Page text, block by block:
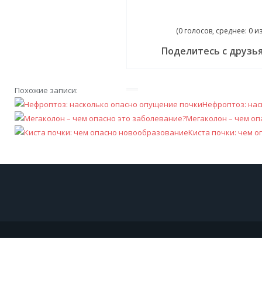
(0 голосов, среднее: 0
Поделитесь с
Похожие записи:
Нефроптоз:
Мегаколон – чем
Киста почки: чем